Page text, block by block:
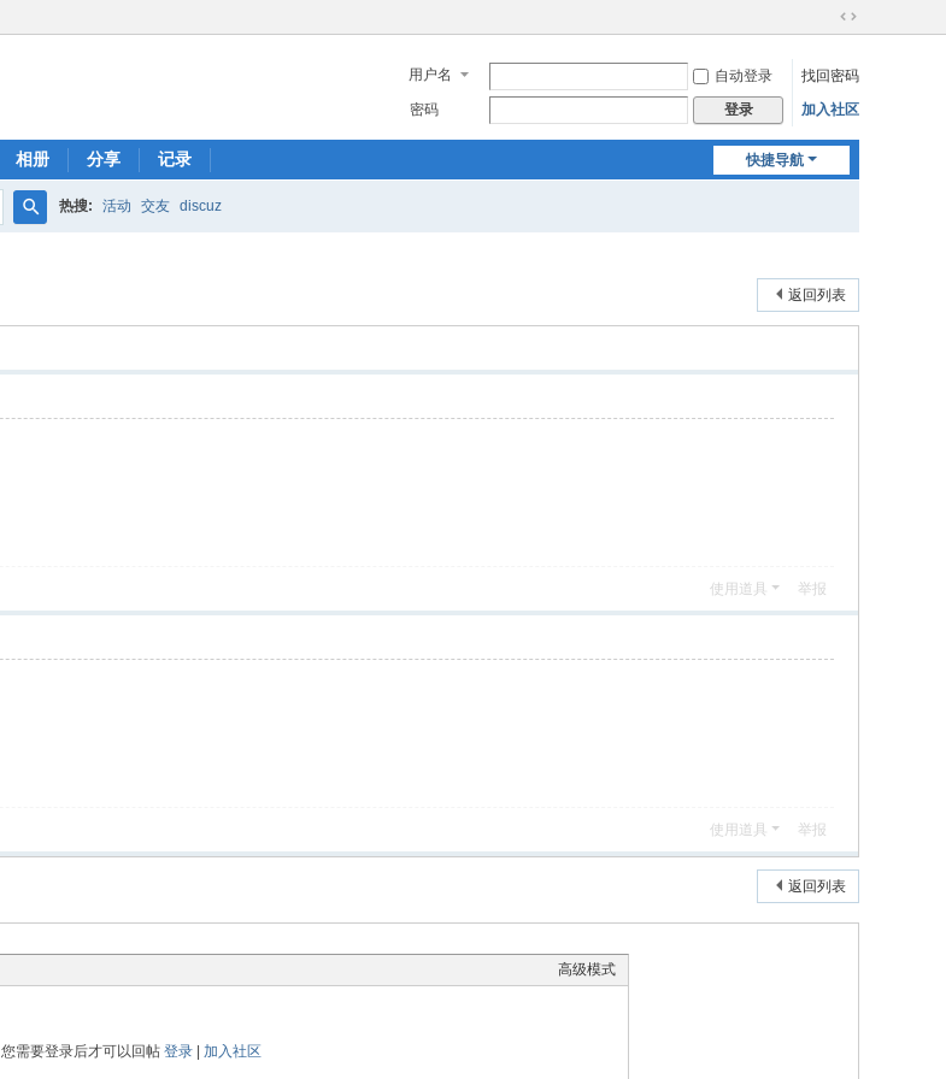
切
到
宽
用户名 自动登录
找回密码
密码
登录 加入社区
快捷导航
相册 分享 记录
热搜: 活动 交友 discuz
返回列表
使用道具 举报
使用道具 举报
返回列表
高级模式
您需要登录后才可以回帖 登录| 加入社区